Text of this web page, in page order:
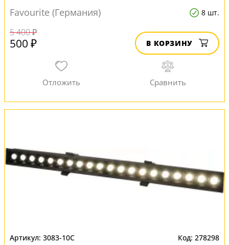
Favourite (Германия)
8 шт.
5 400 ₽
500 ₽ В КОРЗИНУ
3083-10C 278298